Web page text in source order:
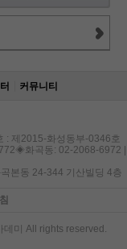
커뮤니티
: 제2015-화성동부-0346호
화곡동: 02-2068-6972 |
본동 24-344 기산빌딩 4층
미 All rights reserved.